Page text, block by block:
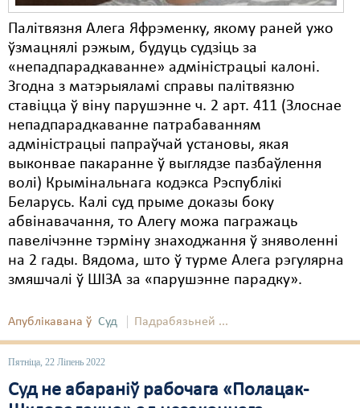
Палітвязня Алега Яфрэменку, якому раней ужо
ўзмацнялі рэжым, будуць судзіць за
«непадпарадкаванне» адміністрацыі калоні.
Згодна з матэрыяламі справы палітвязню
ставіцца ў віну парушэнне ч. 2 арт. 411 (Злоснае
непадпарадкаванне патрабаванням
адміністрацыі папраўчай установы, якая
выконвае пакаранне ў выглядзе пазбаўлення
волі) Крымінальнага кодэкса Рэспублікі
Беларусь. Калі суд прыме доказы боку
абвінавачання, то Алегу можа пагражаць
павелічэнне тэрміну знаходжання ў зняволенні
на 2 гады. Вядома, што ў турме Алега рэгулярна
змяшчалі ў ШІЗА за «парушэнне парадку».
Апублікавана ў Суд Падрабязьней ...
Пятніца, 22 Ліпень 2022
Суд не абараніў рабочага «Полацак-